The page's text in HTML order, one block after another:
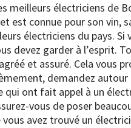
meilleurs électriciens de
est connue pour son vin,
électriciens du pays. Si
devez garder à l’esprit.
et assuré. Cela vous
demandez autour
ont fait appel à un
vous de poser
avez trouvé un